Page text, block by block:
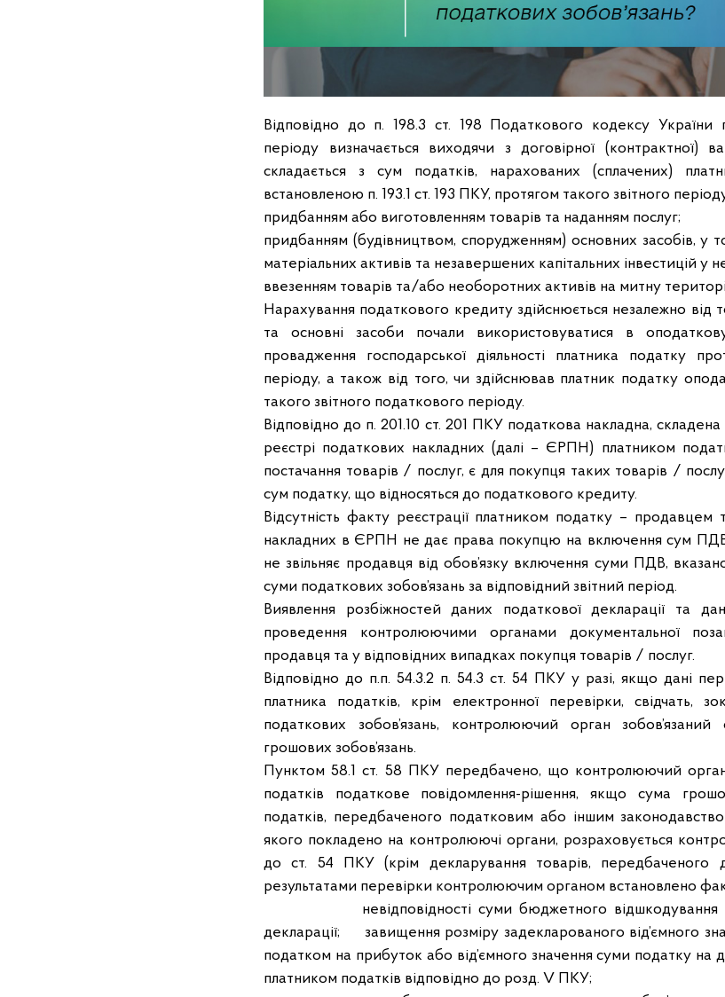
Відповідно до п. 198.3 ст. 198 Податкового кодексу України
періоду визначається виходячи з договірної (контрактної)
складається з сум податків, нарахованих (сплачених)
встановленою п. 193.1 ст. 193 ПКУ, протягом такого звітного періоду
придбанням або виготовленням товарів та наданням послуг;
придбанням (будівництвом, спорудженням) основних засобів, у
матеріальних активів та незавершених капітальних інвестицій у
ввезенням товарів та/або необоротних активів на митну
Нарахування податкового кредиту здійснюється незалежно від
та основні засоби почали використовуватися в
провадження господарської діяльності платника податку
періоду, а також від того, чи здійснював платник податку
такого звітного податкового періоду.
Відповідно до п. 201.10 ст. 201 ПКУ податкова накладна,
реєстрі податкових накладних (далі – ЄРПН) платником
постачання товарів / послуг, є для покупця таких товарів /
сум податку, що відносяться до податкового кредиту.
Відсутність факту реєстрації платником податку –
накладних в ЄРПН не дає права покупцю на включення сум
не звільняє продавця від обов’язку включення суми ПДВ,
суми податкових зобов’язань за відповідний звітний період.
Виявлення розбіжностей даних податкової декларації та
проведення контролюючими органами документальної
продавця та у відповідних випадках покупця товарів / послуг.
Відповідно до п.п. 54.3.2 п. 54.3 ст. 54 ПКУ у разі, якщо дані
платника податків, крім електронної перевірки, свідчать,
податкових зобов’язань, контролюючий орган
грошових зобов’язань.
Пунктом 58.1 ст. 58 ПКУ передбачено, що контролюючий орган
податків податкове повідомлення-рішення, якщо сума
податків, передбаченого податковим або іншим
якого покладено на контролюючі органи, розраховується
до ст. 54 ПКУ (крім декларування товарів,
результатами перевірки контролюючим органом встановлено
невідповідності суми бюджетного відшкодування
декларації; завищення розміру задекларованого від’ємного
податком на прибуток або від’ємного значення суми податку на
платником податків відповідно до розд. V ПКУ;